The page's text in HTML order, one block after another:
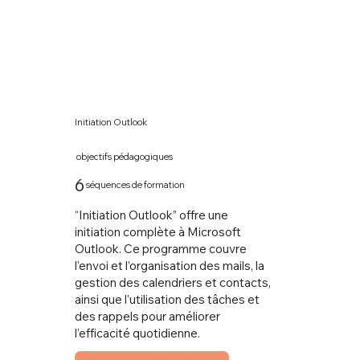
Initiation Outlook
objectifs pédagogiques
6 séquences de formation
“Initiation Outlook” offre une
initiation complète à Microsoft
Outlook. Ce programme couvre
l’envoi et l’organisation des mails, la
gestion des calendriers et contacts,
ainsi que l’utilisation des tâches et
des rappels pour améliorer
l’efficacité quotidienne.